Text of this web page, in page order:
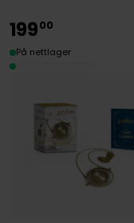
19900
På nettlager